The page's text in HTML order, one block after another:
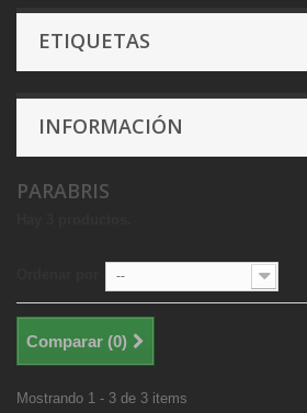
ETIQUETAS
INFORMACIÓN
PARABRIS
--
Comparar (0)
Mostrando 1 - 3 de 3 items